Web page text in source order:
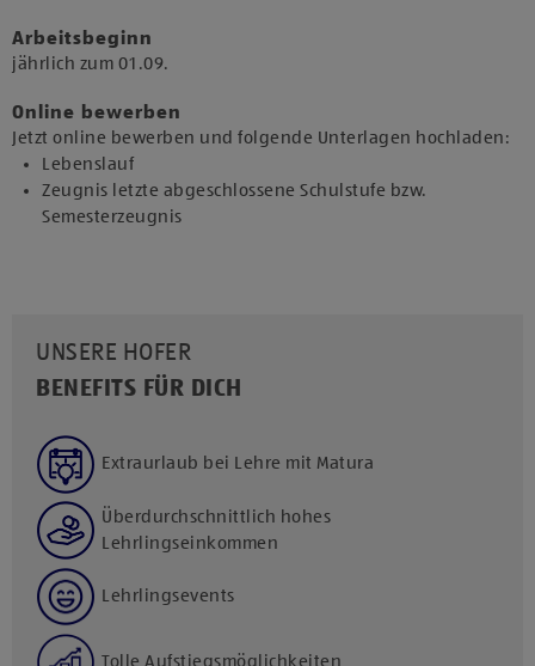
Arbeitsbeginn
jährlich zum 01.09.​
Online bewerben
Jetzt online bewerben und folgende Unterlagen hochladen:
Lebenslauf
Zeugnis letzte abgeschlossene Schulstufe bzw.
Semesterzeugnis
UNSERE HOFER
BENEFITS FÜR DICH
Extraurlaub bei Lehre mit Matura
Überdurchschnittlich hohes
Lehrlingseinkommen
Lehrlingsevents
Tolle Aufstiegsmöglichkeiten